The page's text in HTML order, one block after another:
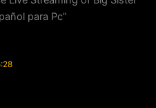
para Pc”